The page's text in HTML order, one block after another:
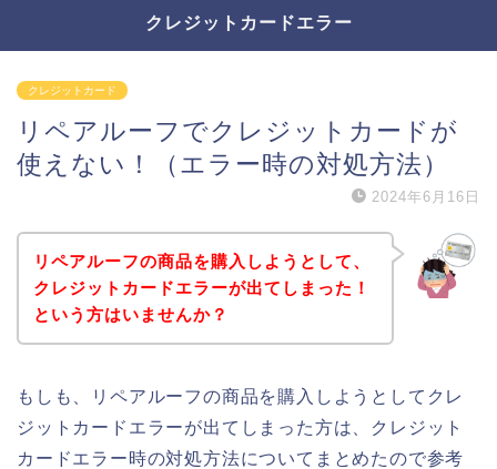
クレジットカードエラー
クレジットカード
リペアルーフでクレジットカードが
使えない！（エラー時の対処方法）
2024年6月16日
リペアルーフの商品を購入しようとして、
クレジットカードエラーが出てしまった！
という方はいませんか？
もしも、リペアルーフの商品を購入しようとしてクレ
ジットカードエラーが出てしまった方は、クレジット
カードエラー時の対処方法についてまとめたので参考